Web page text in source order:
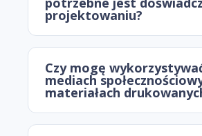
projektowaniu?
Czy mogę
mediach
materiałach